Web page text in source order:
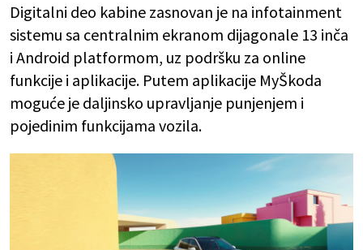
Digitalni deo kabine zasnovan je na infotainment
sistemu sa centralnim ekranom dijagonale 13 inča
i Android platformom, uz podršku za online
funkcije i aplikacije. Putem aplikacije MyŠkoda
moguće je daljinsko upravljanje punjenjem i
pojedinim funkcijama vozila.